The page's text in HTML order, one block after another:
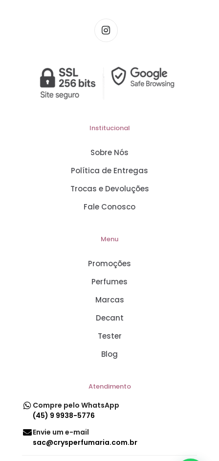
Institucional
Sobre Nós
Política de Entregas
Trocas e Devoluções
Fale Conosco
Menu
Promoções
Perfumes
Marcas
Decant
Tester
Blog
Atendimento
Compre pelo WhatsApp
(45) 9 9938-5776
Envie um e-mail
sac@crysperfumaria.com.br